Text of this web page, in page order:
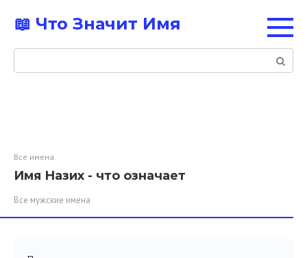
контенту
📖 Что Значит Имя
Поиск:
Все имена
Имя Назих - что означает
Все мужские имена